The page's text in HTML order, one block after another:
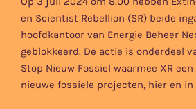
en Scientist Rebellion (SR) beide
hoofdkantoor van Energie Beheer
geblokkeerd. De actie is onderdeel
Stop Nieuw Fossiel waarmee XR
nieuwe fossiele projecten, hier en